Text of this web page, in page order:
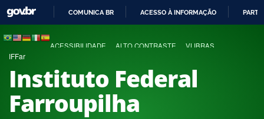
COMUNICA BR ACESSO À INFORMAÇÃO
ACESSIBILIDADE ALTO CONTRASTE VLIBRAS
IFFar
Instituto Federal
Farroupilha